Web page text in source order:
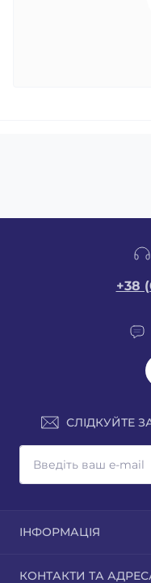
+38
СЛІДКУЙТЕ
ІНФОРМАЦІЯ
КОНТАКТИ ТА